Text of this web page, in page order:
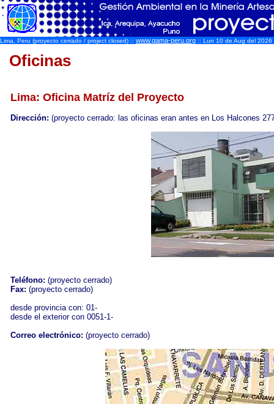
Lima, Peru (proyecto cerrado / project closed) :: www.gama-peru.org :: Lun 10 de Aug del 2026
Oficinas
Lima: Oficina Matríz del Proyecto
Dirección: (proyecto cerrado: las oficinas eran antes en Los Halcones
Teléfono: (proyecto cerrado)
Fax: (proyecto cerrado)
desde provincia con: 01-
desde el exterior con 0051-1-
Correo electrónico: (proyecto cerrado)